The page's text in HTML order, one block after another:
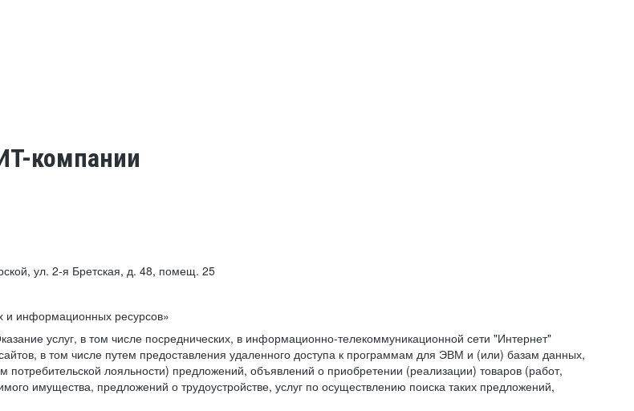
компании
ул. 2-я Бретская, д. 48, помещ. 25
и информационных ресурсов»
услуг, в том числе посреднических, в информационно-телекоммуникационной сети "Интернет"
в том числе путем предоставления удаленного доступа к программам для ЭВМ и (или) базам данных,
лояльности) предложений, объявлений о приобретении (реализации) товаров (работ,
имущества, предложений о трудоустройстве, услуг по осуществлению поиска таких предложений,